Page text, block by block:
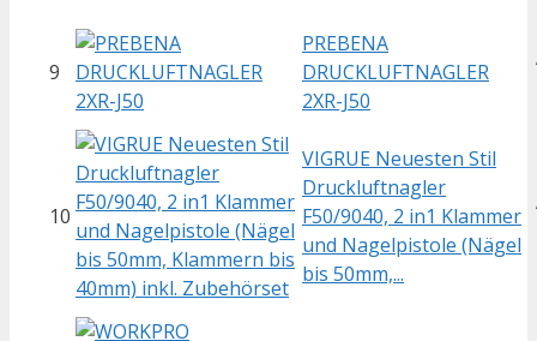
9
PREBENA
DRUCKLUFTNAGLER
2XR-J50
10
VIGRUE Neuesten Stil
Druckluftnagler
F50/9040, 2 in1 Klammer
und Nagelpistole (Nägel
bis 50mm,...